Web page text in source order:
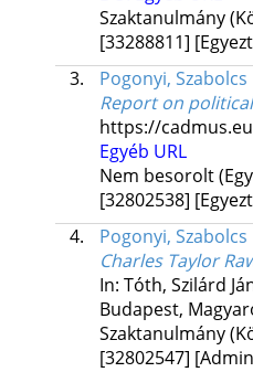
Szaktanulmány
[33288811]
3.
Pogonyi, Szabolcs
Report on
https://
Egyéb URL
Nem besorolt
[32802538]
4.
Pogonyi, Szabolcs
Charles Taylor
In: Tóth, Szilárd
Budapest,
Szaktanulmány
[32802547]